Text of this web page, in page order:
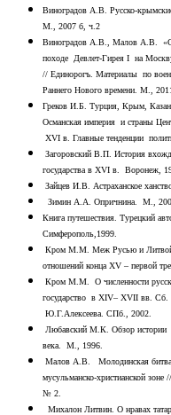
Виноградов А.В. Русско-
М., 2007 б, ч.2
Виноградов А.В., Малов А.В.
походе Девлет-Гирея I на
// Единорогъ. Материалы по
Раннего Нового времени. М.,
Греков И.Б. Турция, Крым,
Османская империя и страны
XVI в. Главные тенденции
Загоровский В.П. История
государства в XVI в. Воронеж,
Зайцев И.В. Астраханское
Зимин А.А. Опричнина. М.,
Книга путешествия. Турецкий
Симферополь,1999.
Кром М.М. Меж Русью и Литвой:
отношений конца XV – первой
Кром М.М. О численности
государство в ХIV– XVII вв. Сб.
Ю.Г.Алексеева. СПб., 2002.
Любавский М.К. Обзор истории
века. М., 1996.
Малов А.В. Молодинская битва
мусульманско-христианской
№ 2.
Михалон Литвин. О нравах